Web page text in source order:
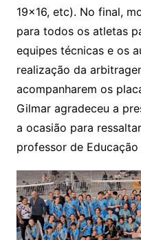
19×16, etc). No final,
para todos os atletas
equipes técnicas e os
realização da
acompanharem os
Gilmar agradeceu a
a ocasião para
professor de